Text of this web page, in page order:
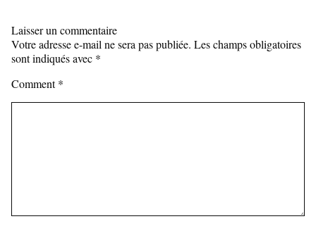
Laisser un commentaire
Votre adresse e-mail ne sera pas publiée. Les champs obligatoires
sont indiqués avec *
Comment*